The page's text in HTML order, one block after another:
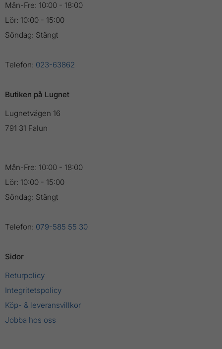
Mån-Fre: 10:00 - 18:00
Lör: 10:00 - 15:00
Söndag: Stängt
Telefon: 023-63862
Butiken på Lugnet
Lugnetvägen 16
791 31 Falun
Mån-Fre: 10:00 - 18:00
Lör: 10:00 - 15:00
Söndag: Stängt
Telefon: 079-585 55 30
Sidor
Returpolicy
Integritetspolicy
Köp- & leveransvillkor
Jobba hos oss